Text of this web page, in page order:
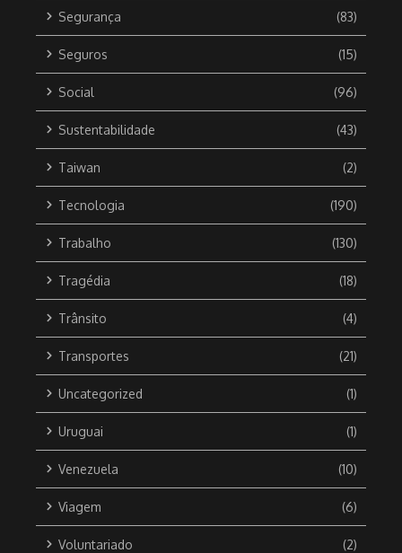
Segurança (83)
Seguros (15)
Social (96)
Sustentabilidade (43)
Taiwan (2)
Tecnologia (190)
Trabalho (130)
Tragédia (18)
Trânsito (4)
Transportes (21)
Uncategorized (1)
Uruguai (1)
Venezuela (10)
Viagem (6)
Voluntariado (2)